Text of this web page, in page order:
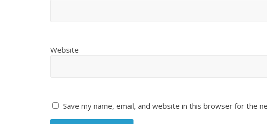
Website
Save my name, email, and website in this browser for the